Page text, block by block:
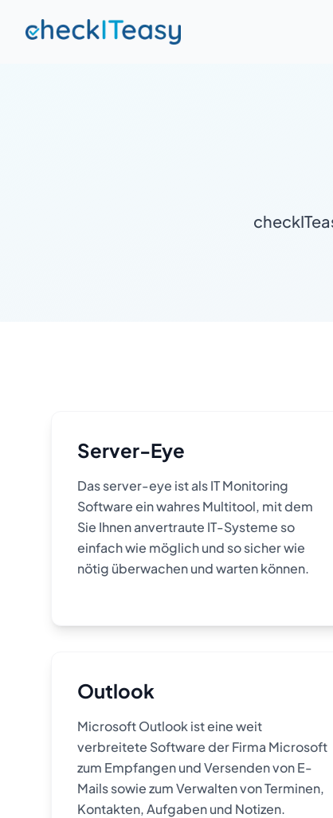
Server-Eye
Das server-eye ist als IT Monitoring
Software ein wahres Multitool, mit dem
Sie Ihnen anvertraute IT-Systeme so
einfach wie möglich und so sicher wie
nötig überwachen und warten können.
Outlook
Microsoft Outlook ist eine weit
verbreitete Software der Firma Microsoft
zum Empfangen und Versenden von E-
Mails sowie zum Verwalten von Terminen,
Kontakten, Aufgaben und Notizen.